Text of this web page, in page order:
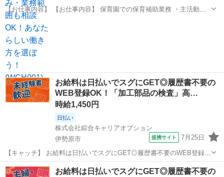
【お仕事内容】 【お仕事内容】 保育園での保育補助業務 ・主活動の
サポート(散歩、手遊び、読み聞かせ等) ・給食、おやつ等の介助 ・午
睡チェック ・清掃、消毒等の衛生管理 ◆保育補助とは… ・遊びの見
守り ・園児の身の回り...
お給料は日払いでスグにGET◎履歴書不要の
WEB登録OK！「加工部品の検査」高…
時給1,450円
日払い
株式会社綜合キャリアオプション
伊勢原市
提携サイト 7月25日
【キャッチ】 お給料は日払いでスグにGET◎履歴書不要のWEB登録
OK！「加工部品の検査」高時給1450円！伊勢原周辺！20代～40代の
スタッフが多数活躍中★ 【コメント】 ＼大手人材派遣会社で働きませ
神奈川 伊勢原市 仕分け
お給料は日払いでスグにGET◎履歴書不要の